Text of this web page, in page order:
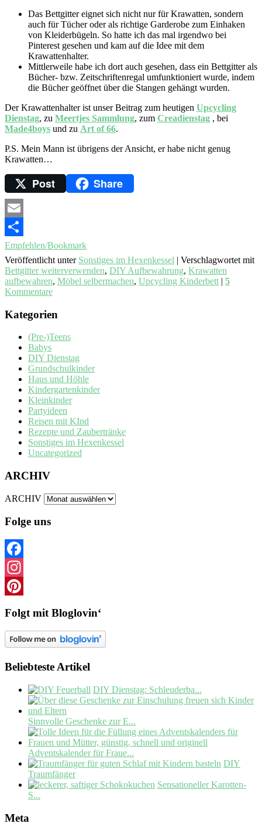
Das Bettgitter eignet sich nicht nur für Krawatten, sondern
auch für Tücher oder als richtige Garderobe zum Einhaken
von Kleiderbügeln. So hatte ich das mal irgendwo bei
Pinterest gesehen und kam auf die Idee mit dem
Krawattenhalter.
Mittlerweile habe ich dort auch gesehen, dass ein Bettgitter als
Bücher- bzw. Zeitschriftenregal umfunktioniert wurde, indem
die Bücher geöffnet über die Stangen gehängt wurden.
Der Krawattenhalter ist unser Beitrag zum heutigen Upcycling
Dienstag, zu Meertjes Sammlung, zum Creadienstag , bei
Made4boys und zu Art of 66.
P.S. Mein Mann ist übrigens der Ansicht, er habe nicht genug
Krawatten…
Post Share
Email
Empfehlen/Bookmark
Veröffentlicht unter Sonstiges im Hexenkessel | Verschlagwortet mit
Bettgitter weiterverwenden, DIY Aufbewahrung, Krawatten
aufbewahren, Möbel selbermachen, Upcycling Kinderbett | 5
Kommentare
Kategorien
(Pre-)Teens
Babys
DIY Dienstag
Grundschulkinder
Haus und Höhle
Kindergartenkinder
Kleinkinder
Partyideen
Reisen mit KInd
Rezepte und Zaubertränke
Sonstiges im Hexenkessel
Uncategorized
ARCHIV
ARCHIV
Folge uns
Facebook
Instagram
Folgt mit Bloglovin‘
Beliebteste Artikel
DIY Dienstag: Schleuderba...
Sinnvolle Geschenke zur E...
Adventskalender für Fraue...
DIY
Traumfänger
Sensationeller Karotten-
S...
Meta